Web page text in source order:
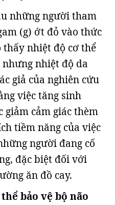
những người tham
(g) ớt đỏ vào thức
thấy nhiệt độ cơ thể
nhiệt độ da
giả của nghiên cứu
việc tăng sinh
giảm cảm giác thèm
tiềm năng của việc
người đang cố
đặc biệt đối với
ăn đồ cay.
bảo vệ bộ não